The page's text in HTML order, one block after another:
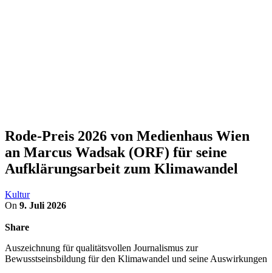
Rode-Preis 2026 von Medienhaus Wien
an Marcus Wadsak (ORF) für seine
Aufklärungsarbeit zum Klimawandel
Kultur
On 9. Juli 2026
Share
Auszeichnung für qualitätsvollen Journalismus zur
Bewusstseinsbildung für den Klimawandel und seine Auswirkungen